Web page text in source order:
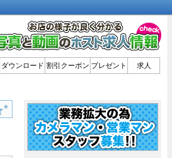
ダウンロード 割引クーポン プレゼント 求人